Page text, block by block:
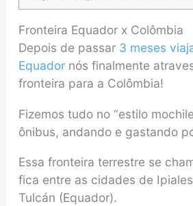
Fronteira Equador x Colômbia
Depois de passar 3 meses
Equador nós finalmente
fronteira para a Colômbia!
Fizemos tudo no “estilo
ônibus, andando e gastando
Essa fronteira terrestre se
fica entre as cidades de
Tulcán (Equador).